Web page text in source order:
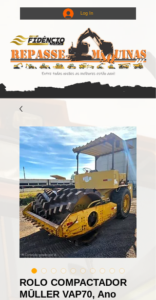
Log In
ROLO COMPACTADOR
MŪLLER VAP70, Ano